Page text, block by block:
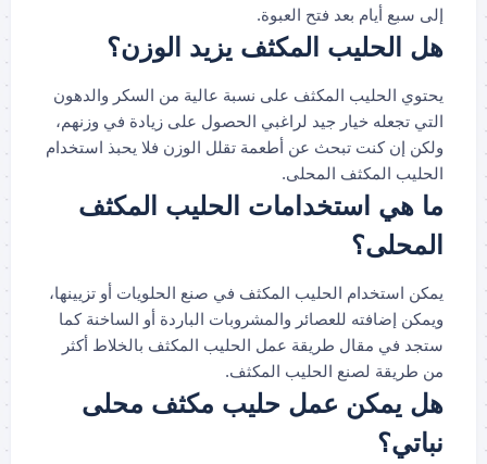
إلى سبع أيام بعد فتح العبوة.
هل الحليب المكثف يزيد الوزن؟
يحتوي الحليب المكثف على نسبة عالية من السكر والدهون
التي تجعله خيار جيد لراغبي الحصول على زيادة في وزنهم،
ولكن إن كنت تبحث عن أطعمة تقلل الوزن فلا يحبذ استخدام
الحليب المكثف المحلى.
ما هي استخدامات الحليب المكثف
المحلى؟
يمكن استخدام الحليب المكثف في صنع الحلويات أو تزيينها،
ويمكن إضافته للعصائر والمشروبات الباردة أو الساخنة كما
ستجد في مقال طريقة عمل الحليب المكثف بالخلاط أكثر
من طريقة لصنع الحليب المكثف.
هل يمكن عمل حليب مكثف محلى
نباتي؟